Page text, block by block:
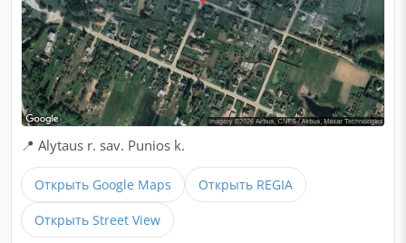
📍 Alytaus r. sav. Punios k.
Открыть Google Maps Открыть REGIA
Открыть Street View